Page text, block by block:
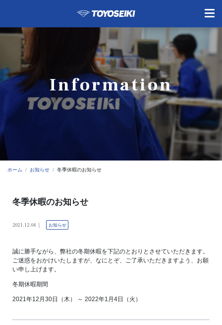
Information
ホーム お知らせ 冬季休暇のお知らせ
冬季休暇のお知らせ
2021.12.04 お知らせ
誠に勝手ながら、弊社の冬期休暇を下記のとおりとさせていただきます。
ご迷惑をおかけいたしますが、なにとぞ、ご了承いただきますよう、お願
い申し上げます。
冬期休暇期間
2021年12月30日（木） ～ 2022年1月4日（火）